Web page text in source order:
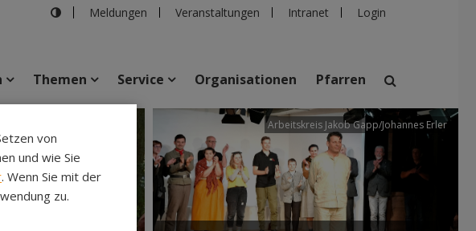
Meldungen Veranstaltungen Intranet Login
suchen
Veranstaltungen Personen Pfarren Einrichtungen
Themen Service Organisationen Pfarren
Arbeitskreis Jakob Gapp/Johannes Erler
von
und wie Sie
. Wenn Sie mit der
zu.